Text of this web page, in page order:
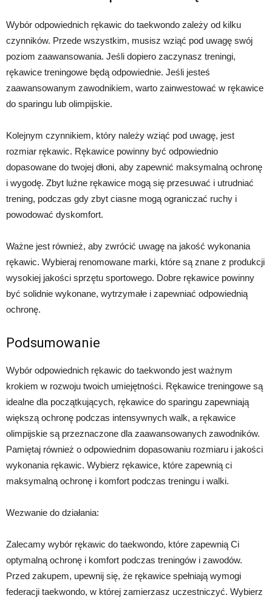
Wybór odpowiednich rękawic do taekwondo zależy od kilku
czynników. Przede wszystkim, musisz wziąć pod uwagę swój
poziom zaawansowania. Jeśli dopiero zaczynasz treningi,
rękawice treningowe będą odpowiednie. Jeśli jesteś
zaawansowanym zawodnikiem, warto zainwestować w rękawice
do sparingu lub olimpijskie.
Kolejnym czynnikiem, który należy wziąć pod uwagę, jest
rozmiar rękawic. Rękawice powinny być odpowiednio
dopasowane do twojej dłoni, aby zapewnić maksymalną ochronę
i wygodę. Zbyt luźne rękawice mogą się przesuwać i utrudniać
trening, podczas gdy zbyt ciasne mogą ograniczać ruchy i
powodować dyskomfort.
Ważne jest również, aby zwrócić uwagę na jakość wykonania
rękawic. Wybieraj renomowane marki, które są znane z produkcji
wysokiej jakości sprzętu sportowego. Dobre rękawice powinny
być solidnie wykonane, wytrzymałe i zapewniać odpowiednią
ochronę.
Podsumowanie
Wybór odpowiednich rękawic do taekwondo jest ważnym
krokiem w rozwoju twoich umiejętności. Rękawice treningowe są
idealne dla początkujących, rękawice do sparingu zapewniają
większą ochronę podczas intensywnych walk, a rękawice
olimpijskie są przeznaczone dla zaawansowanych zawodników.
Pamiętaj również o odpowiednim dopasowaniu rozmiaru i jakości
wykonania rękawic. Wybierz rękawice, które zapewnią ci
maksymalną ochronę i komfort podczas treningu i walki.
Wezwanie do działania:
Zalecamy wybór rękawic do taekwondo, które zapewnią Ci
optymalną ochronę i komfort podczas treningów i zawodów.
Przed zakupem, upewnij się, że rękawice spełniają wymogi
federacji taekwondo, w której zamierzasz uczestniczyć. Wybierz